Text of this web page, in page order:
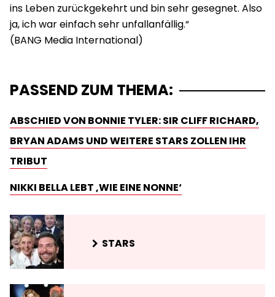
ins Leben zurückgekehrt und bin sehr gesegnet. Also
ja, ich war einfach sehr unfallanfällig.“
PASSEND ZUM THEMA:
ABSCHIED VON BONNIE TYLER: SIR CLIFF RICHARD,
BRYAN ADAMS UND WEITERE STARS ZOLLEN IHR
TRIBUT
NIKKI BELLA LEBT ‚WIE EINE NONNE‘
STARS